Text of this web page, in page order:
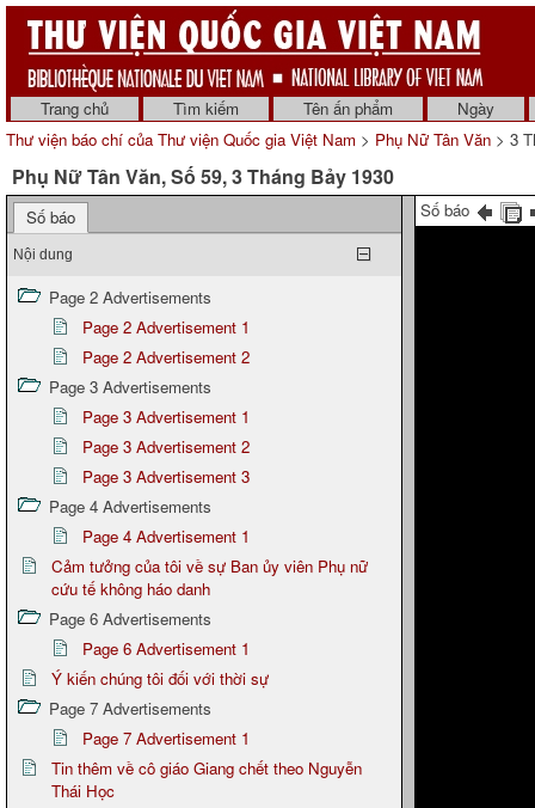
Trang chủ Tìm kiếm Tên ấn phẩm
Ngày
Thư viện báo chí của Thư viện Quốc gia Việt Nam > Phụ Nữ Tân Văn > 3
Phụ Nữ Tân Văn, Số 59, 3 Tháng Bảy 1930
Số báo
Nội dung
Page 2 Advertisements
Page 2 Advertisement 1
Page 2 Advertisement 2
Page 3 Advertisements
Page 3 Advertisement 1
Page 3 Advertisement 2
Page 3 Advertisement 3
Page 4 Advertisements
Page 4 Advertisement 1
Cảm tưởng của tôi về sự Ban ủy viên Phụ nữ
cứu tế không háo danh
Page 6 Advertisements
Page 6 Advertisement 1
Ý kiến chúng tôi đối với thời sự
Page 7 Advertisements
Page 7 Advertisement 1
Tin thêm về cô giáo Giang chết theo Nguyễn
Thái Học
Số báo